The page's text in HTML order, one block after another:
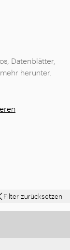
Datenblätter,
herunter.
Filter zurücksetzen